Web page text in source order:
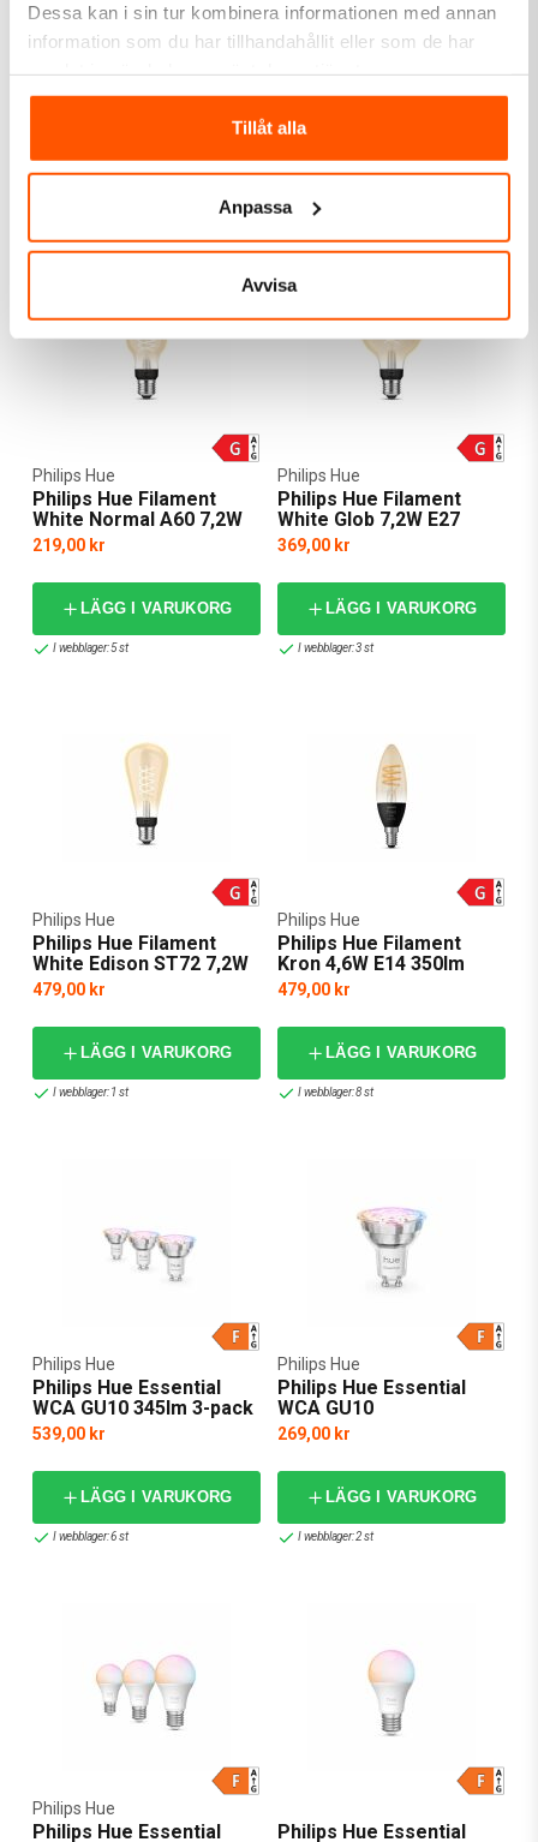
Dessa kan i sin tur kombinera informationen med annan
information som du har tillhandahållit eller som de har
Tillåt alla
Anpassa
Avvisa
Philips Hue GU10 WCA
4.2W 2-pack
Philips Hue
1 099,00 kr
LÄGG I VARUKORG
Philips Hue GU10 WA
4.2W 2-Pack
Philips Hue
569,00 kr
LÄGG I VARUKORG
I webblager: 1 st
Philips Hue Filament
White Normal A60 7,2W
E27 580lm 2100K Ø60
Philips Hue
219,00 kr
LÄGG I VARUKORG
I webblager: 5 st
Philips Hue Filament
White Glob 7,2W E27
580lm 2100K Ø95
Philips Hue
369,00 kr
LÄGG I VARUKORG
I webblager: 3 st
Philips Hue Filament
White Edison ST72 7,2W
E27 580lm 2100K
Philips Hue
479,00 kr
LÄGG I VARUKORG
I webblager: 1 st
Philips Hue Filament
Kron 4,6W E14 350lm
2200-4500K
Philips Hue
479,00 kr
LÄGG I VARUKORG
I webblager: 8 st
Philips Hue Essential
WCA GU10 345lm 3-pack
Philips Hue
539,00 kr
LÄGG I VARUKORG
I webblager: 6 st
Philips Hue Essential
WCA GU10
Philips Hue
269,00 kr
LÄGG I VARUKORG
I webblager: 2 st
Philips Hue Essential
Philips Hue
Philips Hue Essential